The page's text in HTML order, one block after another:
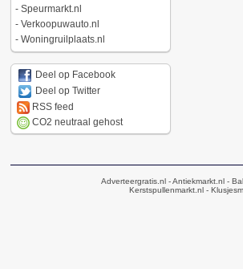
- Speurmarkt.nl
- Verkoopuwauto.nl
- Woningruilplaats.nl
Deel op Facebook
Deel op Twitter
RSS feed
CO2 neutraal gehost
Adverteergratis.nl - Antiekmarkt.nl -
Kerstspullenmarkt.nl -